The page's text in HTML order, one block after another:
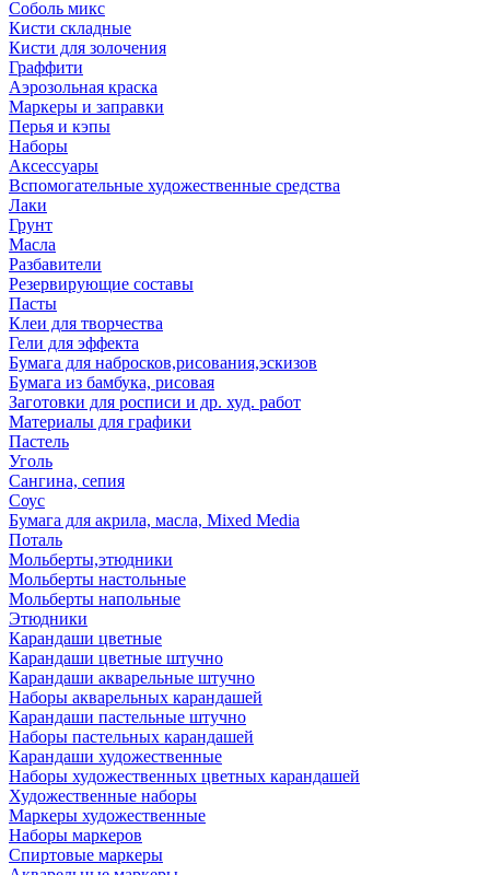
Соболь микс
Кисти складные
Кисти для золочения
Граффити
Аэрозольная краска
Маркеры и заправки
Перья и кэпы
Наборы
Аксессуары
Вспомогательные художественные средства
Лаки
Грунт
Масла
Разбавители
Резервирующие составы
Пасты
Клеи для творчества
Гели для эффекта
Бумага для набросков,рисования,эскизов
Бумага из бамбука, рисовая
Заготовки для росписи и др. худ. работ
Материалы для графики
Пастель
Уголь
Сангина, сепия
Соус
Бумага для акрила, масла, Mixed Media
Поталь
Мольберты,этюдники
Мольберты настольные
Мольберты напольные
Этюдники
Карандаши цветные
Карандаши цветные штучно
Карандаши акварельные штучно
Наборы акварельных карандашей
Карандаши пастельные штучно
Наборы пастельных карандашей
Карандаши художественные
Наборы художественных цветных карандашей
Художественные наборы
Маркеры художественные
Наборы маркеров
Спиртовые маркеры